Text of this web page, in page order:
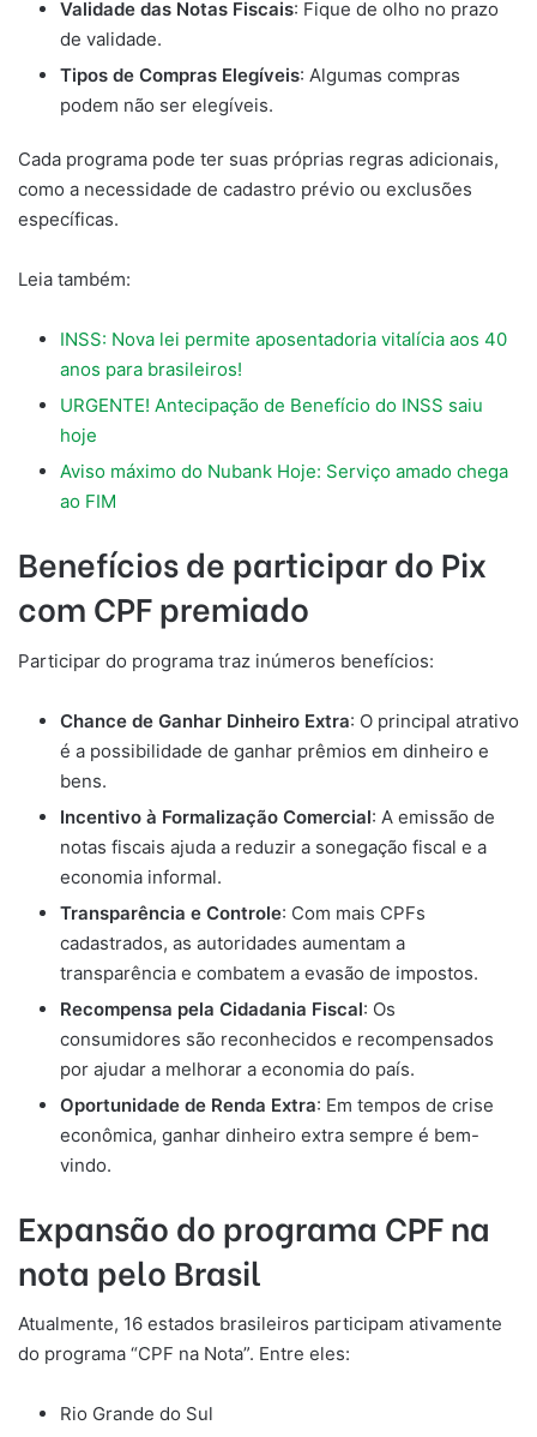
Validade das Notas Fiscais: Fique de olho no prazo
de validade.
Tipos de Compras Elegíveis: Algumas compras
podem não ser elegíveis.
Cada programa pode ter suas próprias regras adicionais,
como a necessidade de cadastro prévio ou exclusões
específicas.
Leia também:
INSS: Nova lei permite aposentadoria vitalícia aos 40
anos para brasileiros!
URGENTE! Antecipação de Benefício do INSS saiu
hoje
Aviso máximo do Nubank Hoje: Serviço amado chega
ao FIM
Benefícios de participar do Pix
com CPF premiado
Participar do programa traz inúmeros benefícios:
Chance de Ganhar Dinheiro Extra: O principal atrativo
é a possibilidade de ganhar prêmios em dinheiro e
bens.
Incentivo à Formalização Comercial: A emissão de
notas fiscais ajuda a reduzir a sonegação fiscal e a
economia informal.
Transparência e Controle: Com mais CPFs
cadastrados, as autoridades aumentam a
transparência e combatem a evasão de impostos.
Recompensa pela Cidadania Fiscal: Os
consumidores são reconhecidos e recompensados
por ajudar a melhorar a economia do país.
Oportunidade de Renda Extra: Em tempos de crise
econômica, ganhar dinheiro extra sempre é bem-
vindo.
Expansão do programa CPF na
nota pelo Brasil
Atualmente, 16 estados brasileiros participam ativamente
do programa “CPF na Nota”. Entre eles:
Rio Grande do Sul